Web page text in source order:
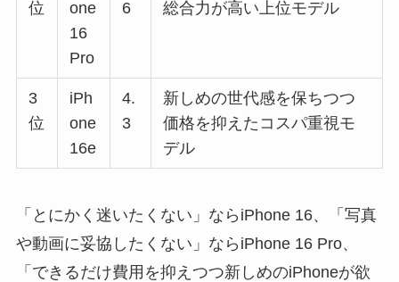
位
one
16
Pro
6
総合力が高い上位モデル
3
位
iPh
one
16e
4.
3
新しめの世代感を保ちつつ
価格を抑えたコスパ重視モ
デル
「とにかく迷いたくない」ならiPhone 16、「写真
や動画に妥協したくない」ならiPhone 16 Pro、
「できるだけ費用を抑えつつ新しめのiPhoneが欲